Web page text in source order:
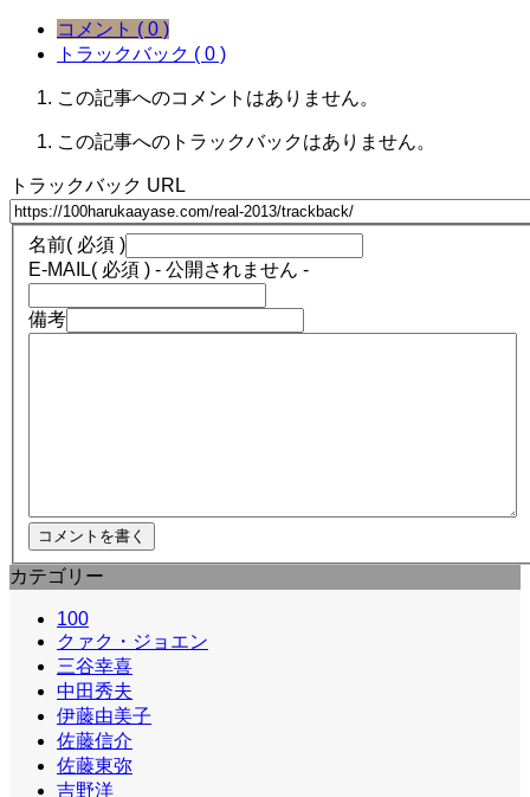
コメント ( 0 )
トラックバック ( 0 )
この記事へのコメントはありません。
この記事へのトラックバックはありません。
トラックバック URL
名前( 必須 )
E-MAIL( 必須 ) - 公開されません -
備考
カテゴリー
100
クァク・ジョエン
三谷幸喜
中田秀夫
伊藤由美子
佐藤信介
佐藤東弥
吉野洋